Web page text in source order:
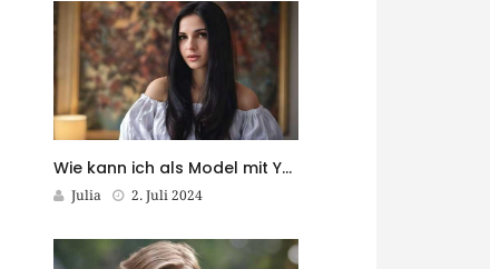
Wie kann ich als Model mit YouTube Geld verdienen?
Julia 2. Juli 2024